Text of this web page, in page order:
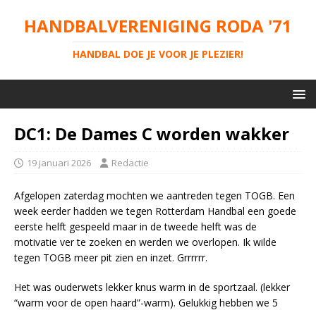
HANDBALVERENIGING RODA '71
HANDBAL DOE JE VOOR JE PLEZIER!
DC1: De Dames C worden wakker
19 januari 2026 Redactie
Afgelopen zaterdag mochten we aantreden tegen TOGB. Een
week eerder hadden we tegen Rotterdam Handbal een goede
eerste helft gespeeld maar in de tweede helft was de
motivatie ver te zoeken en werden we overlopen. Ik wilde
tegen TOGB meer pit zien en inzet. Grrrrrr.
Het was ouderwets lekker knus warm in de sportzaal. (lekker
“warm voor de open haard”-warm). Gelukkig hebben we 5